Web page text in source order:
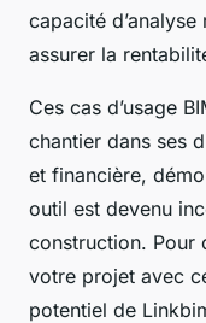
capacité
assurer la
Ces cas d’usage
chantier dans ses
et financière,
outil est devenu
construction. Pour
votre projet avec
potentiel de